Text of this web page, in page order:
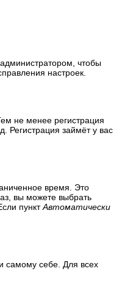
чтобы
настроек.
не менее регистрация
Регистрация займёт у вас
время. Это
вы можете выбрать
пунктАвтоматически
самому себе. Для всех